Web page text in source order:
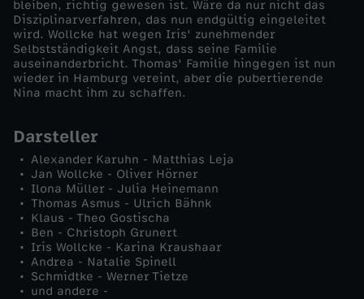
x
p
l
s
i
v
bleiben, richtig gewesen ist. Wäre da nur nicht das
Disziplinarverfahren, das nun endgültig eingeleitet
wird. Wollcke hat wegen Iris' zunehmender
Selbstständigkeit Angst, dass seine Familie
auseinanderbricht. Thomas' Familie hingegen ist nun
wieder in Hamburg vereint, aber die pubertierende
Nina macht ihm zu schaffen.
Darsteller
Alexander Karuhn - Matthias Leja
Jan Wollcke - Oliver Hörner
Ilona Müller - Julia Heinemann
Thomas Asmus - Ulrich Bähnk
Klaus - Theo Gostischa
Ben - Christoph Grunert
Iris Wollcke - Karina Kraushaar
Andrea - Natalie Spinell
Schmidtke - Werner Tietze
und andere -